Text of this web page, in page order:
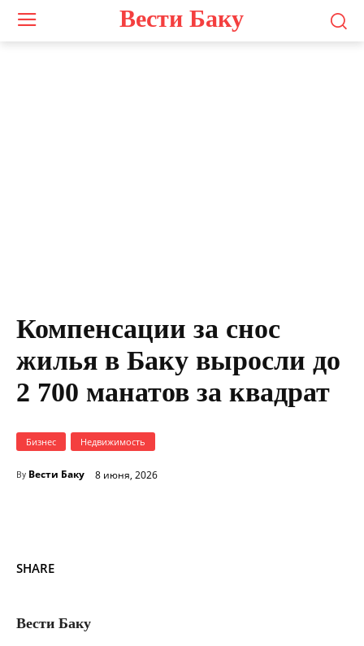
Вести Баку
Компенсации за снос
жилья в Баку выросли до
2 700 манатов за квадрат
Бизнес Недвижимость
By Вести Баку 8 июня, 2026
SHARE
Вести Баку